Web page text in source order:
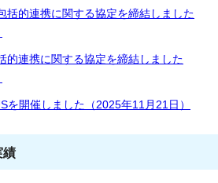
括的連携に関する協定を締結しました
的連携に関する協定を締結しました
を開催しました（2025年11月21日）
績